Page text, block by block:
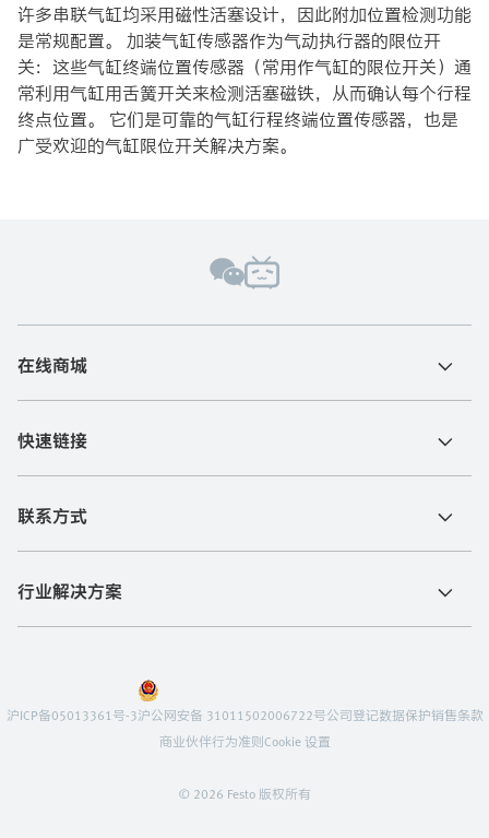
许多串联气缸均采用磁性活塞设计，因此附加位置检测功能
是常规配置。 加装气缸传感器作为气动执行器的限位开
关：这些气缸终端位置传感器（常用作气缸的限位开关）通
常利用气缸用舌簧开关来检测活塞磁铁，从而确认每个行程
终点位置。 它们是可靠的气缸行程终端位置传感器，也是
广受欢迎的气缸限位开关解决方案。
在线商城
快速链接
联系方式
行业解决方案
© 2026 Festo 版权所有
沪ICP备05013361号-3沪公网安备 31011502006722号公司登记数据保护销售条款
商业伙伴行为准则Cookie 设置